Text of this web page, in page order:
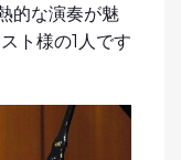
的な演奏が魅
ト様の1人です